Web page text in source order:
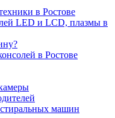
в Ростове
LED и LCD, плазмы в
в Ростове
машин